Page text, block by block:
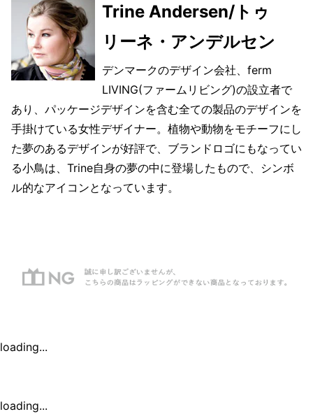
Trine Andersen/トゥ
リーネ・アンデルセン
デンマークのデザイン会社、ferm
LIVING(ファームリビング)の設立者で
あり、パッケージデザインを含む全ての製品のデザインを
手掛けている女性デザイナー。植物や動物をモチーフにし
た夢のあるデザインが好評で、ブランドロゴにもなってい
る小鳥は、Trine自身の夢の中に登場したもので、シンボ
ル的なアイコンとなっています。
loading...
loading...